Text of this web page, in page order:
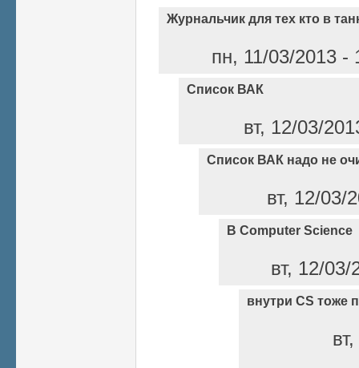
Журнальчик для тех кто в
пн, 11/03/2013
Список ВАК
вт, 12/03/
Список ВАК надо не
вт, 12/03/
В Computer Science
вт, 12/
внутри CS тоже